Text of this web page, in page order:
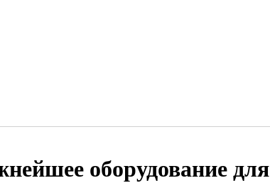
оборудование для